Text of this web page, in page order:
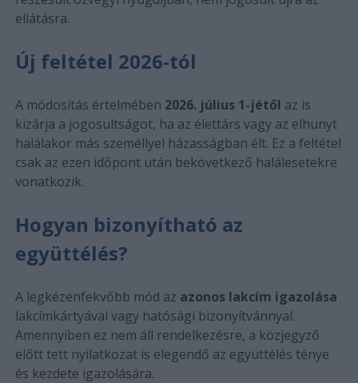
ellátásra.
Új feltétel 2026-tól
A módosítás értelmében 2026. július 1-jétől az is
kizárja a jogosultságot, ha az élettárs vagy az elhunyt
halálakor más személlyel házasságban élt. Ez a feltétel
csak az ezen időpont után bekövetkező halálesetekre
vonatkozik.
Hogyan bizonyítható az
együttélés?
A legkézenfekvőbb mód az azonos lakcím igazolása
lakcímkártyával vagy hatósági bizonyítvánnyal.
Amennyiben ez nem áll rendelkezésre, a közjegyző
előtt tett nyilatkozat is elegendő az együttélés ténye
és kezdete igazolására.